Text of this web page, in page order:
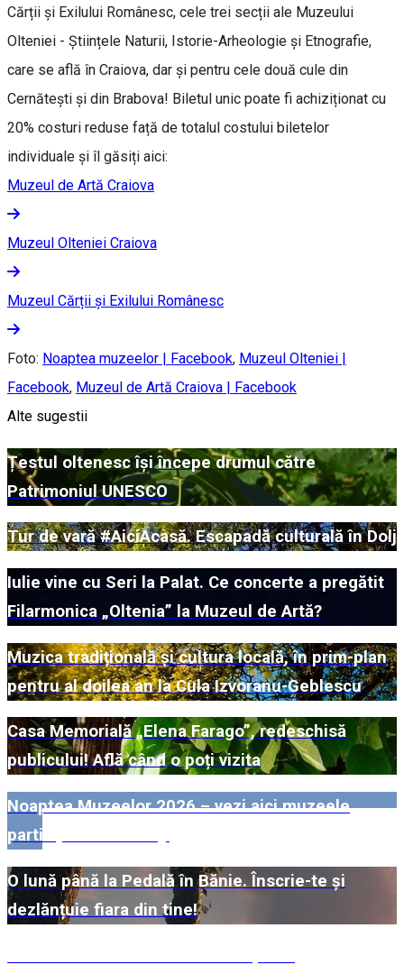
Cărții și Exilului Românesc, cele trei secții ale Muzeului
Olteniei - Științele Naturii, Istorie-Arheologie și Etnografie,
care se află în Craiova, dar și pentru cele două cule din
Cernătești și din Brabova! Biletul unic poate fi achiziționat cu
20% costuri reduse față de totalul costului biletelor
individuale și îl găsiți aici:
Muzeul de Artă Craiova
Muzeul Olteniei Craiova
Muzeul Cărții și Exilului Românesc
Foto: Noaptea muzeelor | Facebook, Muzeul Olteniei |
Facebook, Muzeul de Artă Craiova | Facebook
Alte sugestii
Țestul oltenesc își începe drumul către
Patrimoniul UNESCO
Tur de vară #AiciAcasă. Escapadă culturală în Dolj
Iulie vine cu Seri la Palat. Ce concerte a pregătit
Filarmonica „Oltenia” la Muzeul de Artă?
Muzica tradițională și cultura locală, în prim-plan
pentru al doilea an la Cula Izvoranu-Geblescu
Casa Memorială „Elena Farago”, redeschisă
publicului! Află când o poți vizita
Noaptea Muzeelor 2026 – vezi aici muzeele
participante din Dolj!
O lună până la Pedală în Bănie. Înscrie-te și
dezlănțuie fiara din tine!